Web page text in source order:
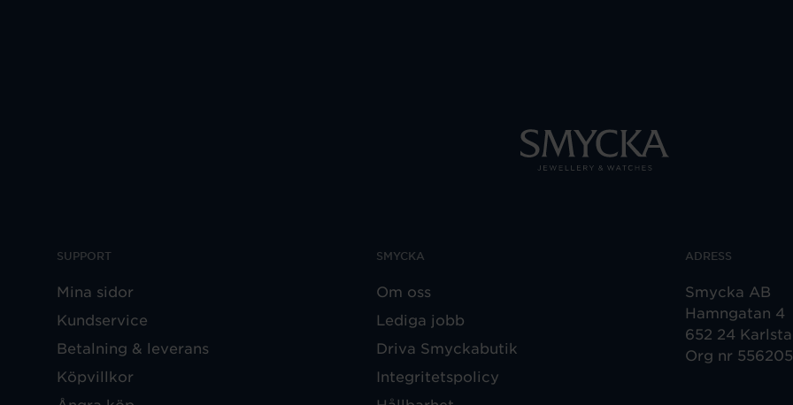
SUPPORT
Mina sidor
Kundservice
Betalning & leverans
Köpvillkor
SMYCKA
Om oss
Lediga jobb
Driva Smyckabutik
Integritetspolicy
ADRESS
Smycka AB
Hamngatan 4
652 24
Org nr